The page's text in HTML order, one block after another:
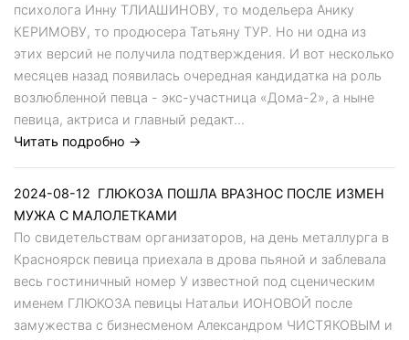
психолога Инну ТЛИАШИНОВУ, то модельера Анику
КЕРИМОВУ, то продюсера Татьяну ТУР. Но ни одна из
этих версий не получила подтверждения. И вот несколько
месяцев назад появилась очередная кандидатка на роль
возлюбленной певца - экс-участница «Дома-2», а ныне
певица, актриса и главный редакт...
Читать подробно →
2024-08-12 ГЛЮКОЗА ПОШЛА ВРАЗНОС ПОСЛЕ ИЗМЕН
МУЖА С МАЛОЛЕТКАМИ
По свидетельствам организаторов, на день металлурга в
Красноярск певица приехала в дрова пьяной и заблевала
весь гостиничный номер У известной под сценическим
именем ГЛЮКОЗА певицы Натальи ИОНОВОЙ после
замужества с бизнесменом Александром ЧИСТЯКОВЫМ и